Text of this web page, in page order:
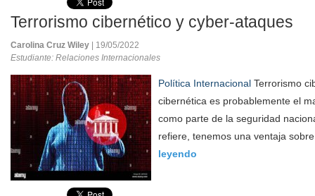
Terrorismo cibernético y cyber-ataques
Carolina Cruz Wiley
| 19/05/2022
Estudiante: Relaciones Internacionales
Política Internacional Terrorismo
cibernética es probablemente el
como parte de la seguridad
refiere, tenemos una ventaja
leyendo